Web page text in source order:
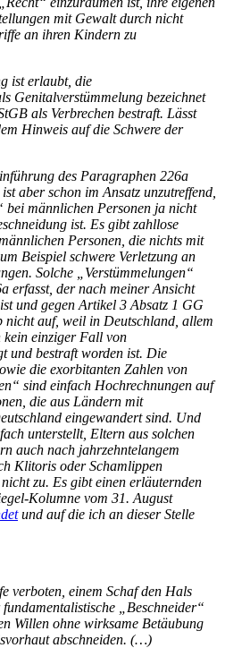
mit Gewalt durch nicht
an ihren Kindern zu
ist erlaubt, die
Genitalverstümmelung bezeichnet
als Verbrechen bestraft. Lässt
Hinweis auf die Schwere der
des Paragraphen 226a
aber schon im Ansatz unzutreffend,
männlichen Personen ja nicht
ist. Es gibt zahllose
Personen, die nichts mit
Beispiel schwere Verletzung an
Solche „Verstümmelungen“
erfasst, der nach meiner Ansicht
und gegen Artikel 3 Absatz 1 GG
nicht auf, weil in Deutschland, allem
kein einziger Fall von
und bestraft worden ist. Die
die exorbitanten Zahlen von
sind einfach Hochrechnungen auf
die aus Ländern mit
eingewandert sind. Und
unterstellt, Eltern aus solchen
auch nach jahrzehntelangem
Klitoris oder Schamlippen
zu. Es gibt einen erläuternden
Kolumne vom 31. August
und auf die ich an dieser Stelle
verboten, einem Schaf den Hals
„Beschneider“
Willen ohne wirksame Betäubung
abschneiden. (…)